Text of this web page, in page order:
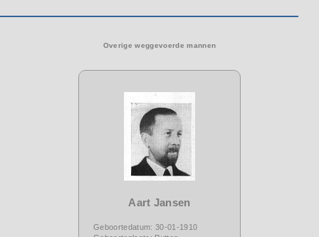
Overige weggevoerde mannen
Aart Jansen
Geboortedatum: 30-01-1910